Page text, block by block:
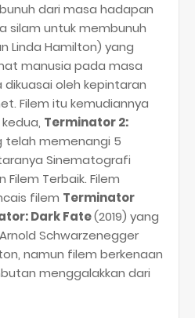
dari masa hadapan
silam untuk membunuh
Linda Hamilton) yang
manusia pada masa
oleh kepintaran
Filem itu kemudiannya
Terminator 2:
telah memenangi 5
Sinematografi
Filem Terbaik. Filem
filem Terminator
Dark Fate(2019) yang
Schwarzenegger
namun filem berkenaan
menggalakkan dari